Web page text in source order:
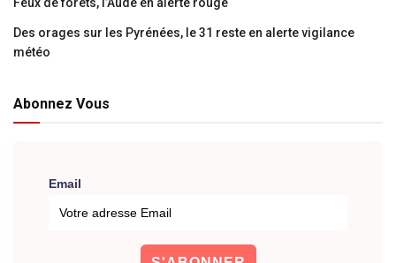
Des orages sur les Pyrénées, le 31 reste en alerte vigilance
météo
Abonnez Vous
Email